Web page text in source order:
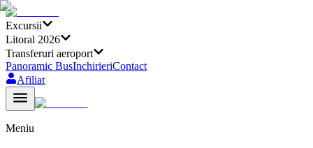
Excursii
Litoral 2026
Transferuri aeroport
Panoramic BusInchirieriContact
Afiliat
Meniu